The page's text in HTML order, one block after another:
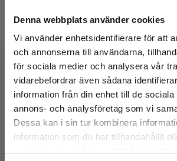
Denna webbplats använder cookies
Vi använder enhetsidentifierare för att
och annonserna till användarna,
för sociala medier och analysera vår
vidarebefordrar även sådana
information från din enhet till de sociala
annons- och analysföretag som vi
Dessa kan i sin tur kombinera
information som du har tillhandahållit
Begränsad
Det verkar som att du besöker
studentlitteratur.se via en enhet
Religionshistoria
366 krinkl. moms
Exkl. moms: 345 kr